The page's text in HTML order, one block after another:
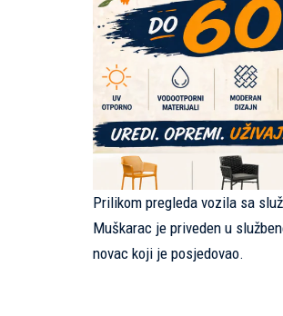
Prilikom pregleda vozila sa
Muškarac je priveden u
novac koji je posjedovao.